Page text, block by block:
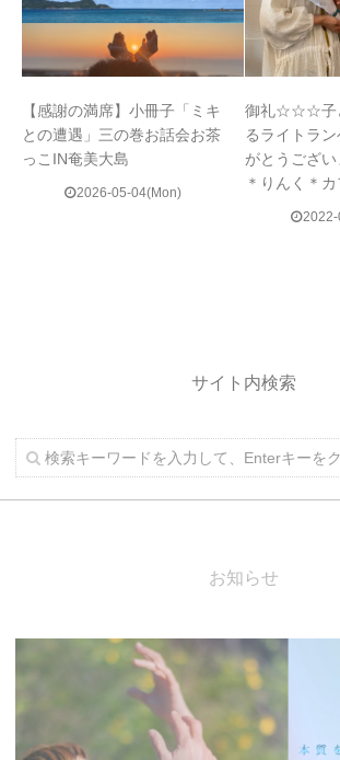
【感謝の満席】小冊子「ミキ
との遭遇」三の巻お話会お茶
っこIN奄美大島
2026-05-04(Mon)
御礼☆☆☆子
るライトラ
がとうござ
＊りんく＊カ
2022-
サイト内検索
お知らせ